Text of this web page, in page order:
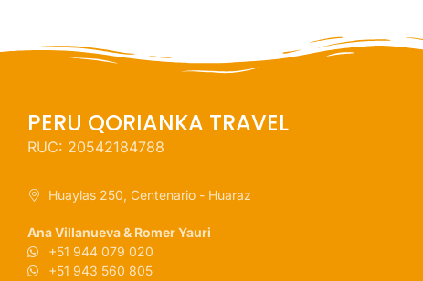
PERU QORIANKA TRAVEL
RUC: 20542184788
Huaylas 250, Centenario - Huaraz
Ana Villanueva & Romer Yauri
+51 944 079 020
+51 943 560 805